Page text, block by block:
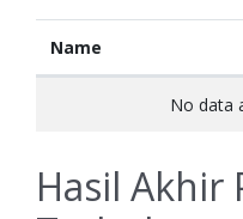
Name
No data
Hasil Akhir